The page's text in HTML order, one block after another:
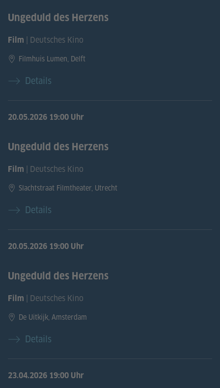
Ungeduld des Herzens
Film | Deutsches Kino
Filmhuis Lumen, Delft
Details
20.05.2026 19:00 Uhr
Ungeduld des Herzens
Film | Deutsches Kino
Slachtstraat Filmtheater, Utrecht
Details
20.05.2026 19:00 Uhr
Ungeduld des Herzens
Film | Deutsches Kino
De Uitkijk, Amsterdam
Details
23.04.2026 19:00 Uhr